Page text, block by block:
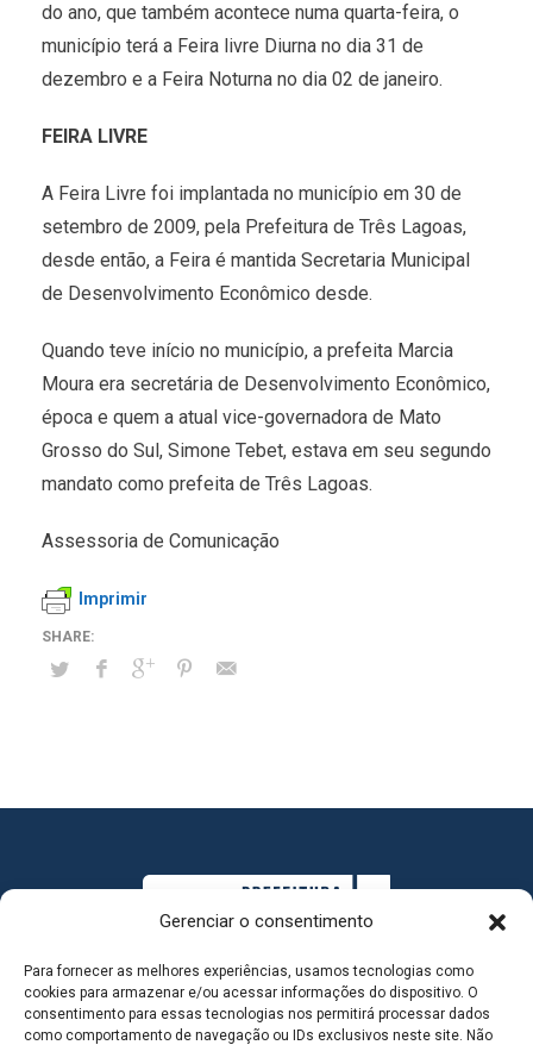
Gerenciar o consentimento
Para fornecer as melhores experiências, usamos tecnologias como
cookies para armazenar e/ou acessar informações do dispositivo. O
consentimento para essas tecnologias nos permitirá processar dados
como comportamento de navegação ou IDs exclusivos neste site. Não
do ano, que também acontece numa quarta-feira, o
município terá a Feira livre Diurna no dia 31 de
dezembro e a Feira Noturna no dia 02 de janeiro.
FEIRA LIVRE
A Feira Livre foi implantada no município em 30 de
setembro de 2009, pela Prefeitura de Três Lagoas,
desde então, a Feira é mantida Secretaria Municipal
de Desenvolvimento Econômico desde.
Quando teve início no município, a prefeita Marcia
Moura era secretária de Desenvolvimento Econômico,
época e quem a atual vice-governadora de Mato
Grosso do Sul, Simone Tebet, estava em seu segundo
mandato como prefeita de Três Lagoas.
Assessoria de Comunicação
Imprimir